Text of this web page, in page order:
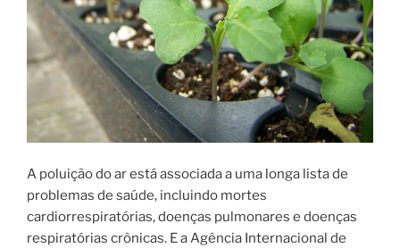
A poluição do ar está associada a uma longa lista de
problemas de saúde, incluindo mortes
cardiorrespiratórias, doenças pulmonares e doenças
respiratórias crônicas. E a Agência Internacional de